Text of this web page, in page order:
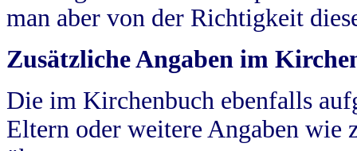
man aber von der Richtigkeit
Zusätzliche Angaben im
Die im Kirchenbuch ebenfalls
Eltern oder weitere Angaben wie